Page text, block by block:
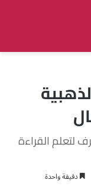
لتعلم القراءة
دقيقة واحدة